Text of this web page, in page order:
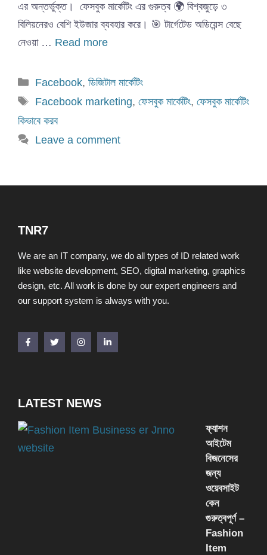
এর অন্তর্ভুক্ত। ফেসবুক মার্কেটিং এর গুরুত্ব 🌍 বিশ্বজুড়ে ৩
বিলিয়নেরও বেশি ইউজার ব্যবহার করে। 🎯 টার্গেটেড অডিয়েন্স বেছে
নেওয়া … Read more
Categories
Facebook, ডিজিটাল মার্কেটিং
Tags
Facebook marketing, ফেসবুক মার্কেটিং, ফেসবুক মার্কেটিং
কিভাবে করব
Leave a comment
TNR7
We are an IT company, we do all types of ID related work
like website development, SEO, digital marketing, graphics
design, etc. All work is done by our expert engineers and
our support system is always with you.
LATEST NEWS
ফ্যাশন
আইটেম
বিজনেসের
জন্য
ওয়েবসাইট
কেন
গুরুত্বপূর্ণ –
Fashion
Item